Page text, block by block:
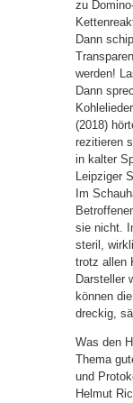
zu
Dann
werden!
Dann
(2018)
rezitieren
in kalter
Leipziger
Im
sie nicht.
steril,
trotz allen
Darsteller
können
dreckig,
Was den
Thema
und
Helmut